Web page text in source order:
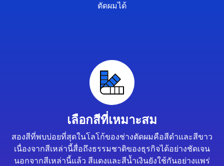
ตัดผมได้
เลือกสีที่เหมาะสม
สองสีที่พบบ่อยที่สุดในโลโก้ของช่างตัดผมคือสีดำและสีขาว
เนื่องจากสีเหล่านี้สื่อถึงธรรมชาติของธุรกิจได้อย่างชัดเจน
นอกจากสีเหล่านี้แล้ว สีแดงและสีน้ำเงินยังใช้กันอย่างแพร่